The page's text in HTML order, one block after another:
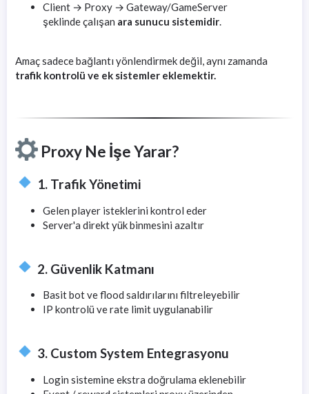
Client → Proxy → Gateway/GameServer
şeklinde çalışan ara sunucu sistemidir.
Amaç sadece bağlantı yönlendirmek değil, aynı zamanda
trafik kontrolü ve ek sistemler eklemektir.
Proxy Ne İşe Yarar?
1. Trafik Yönetimi
Gelen player isteklerini kontrol eder
Server'a direkt yük binmesini azaltır
2. Güvenlik Katmanı
Basit bot ve flood saldırılarını filtreleyebilir
IP kontrolü ve rate limit uygulanabilir
3. Custom System Entegrasyonu
Login sistemine ekstra doğrulama eklenebilir